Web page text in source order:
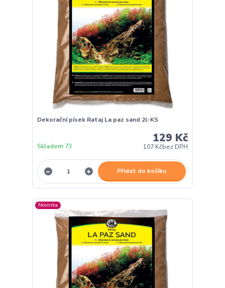
Dekorační písek Rataj La paz sand 2l-KS
129 Kč
107 Kčbez DPH
Skladem 73
Přidat do košíku
Novinka